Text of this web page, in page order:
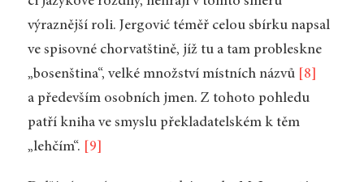
výraznější roli. Jergović téměř celou sbírku napsal
ve spisovné chorvatštině, jíž tu a tam probleskne
„bosenština“, velké množství místních názvů
[8]
a především osobních jmen. Z tohoto pohledu
patří kniha ve smyslu překladatelském k těm
„lehčím“.
[9]